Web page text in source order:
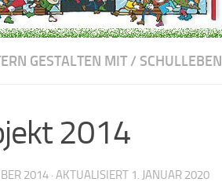
GESTALTEN MIT / SCHULLEBEN
2014
2014 · AKTUALISIERT 1. JANUAR 2020